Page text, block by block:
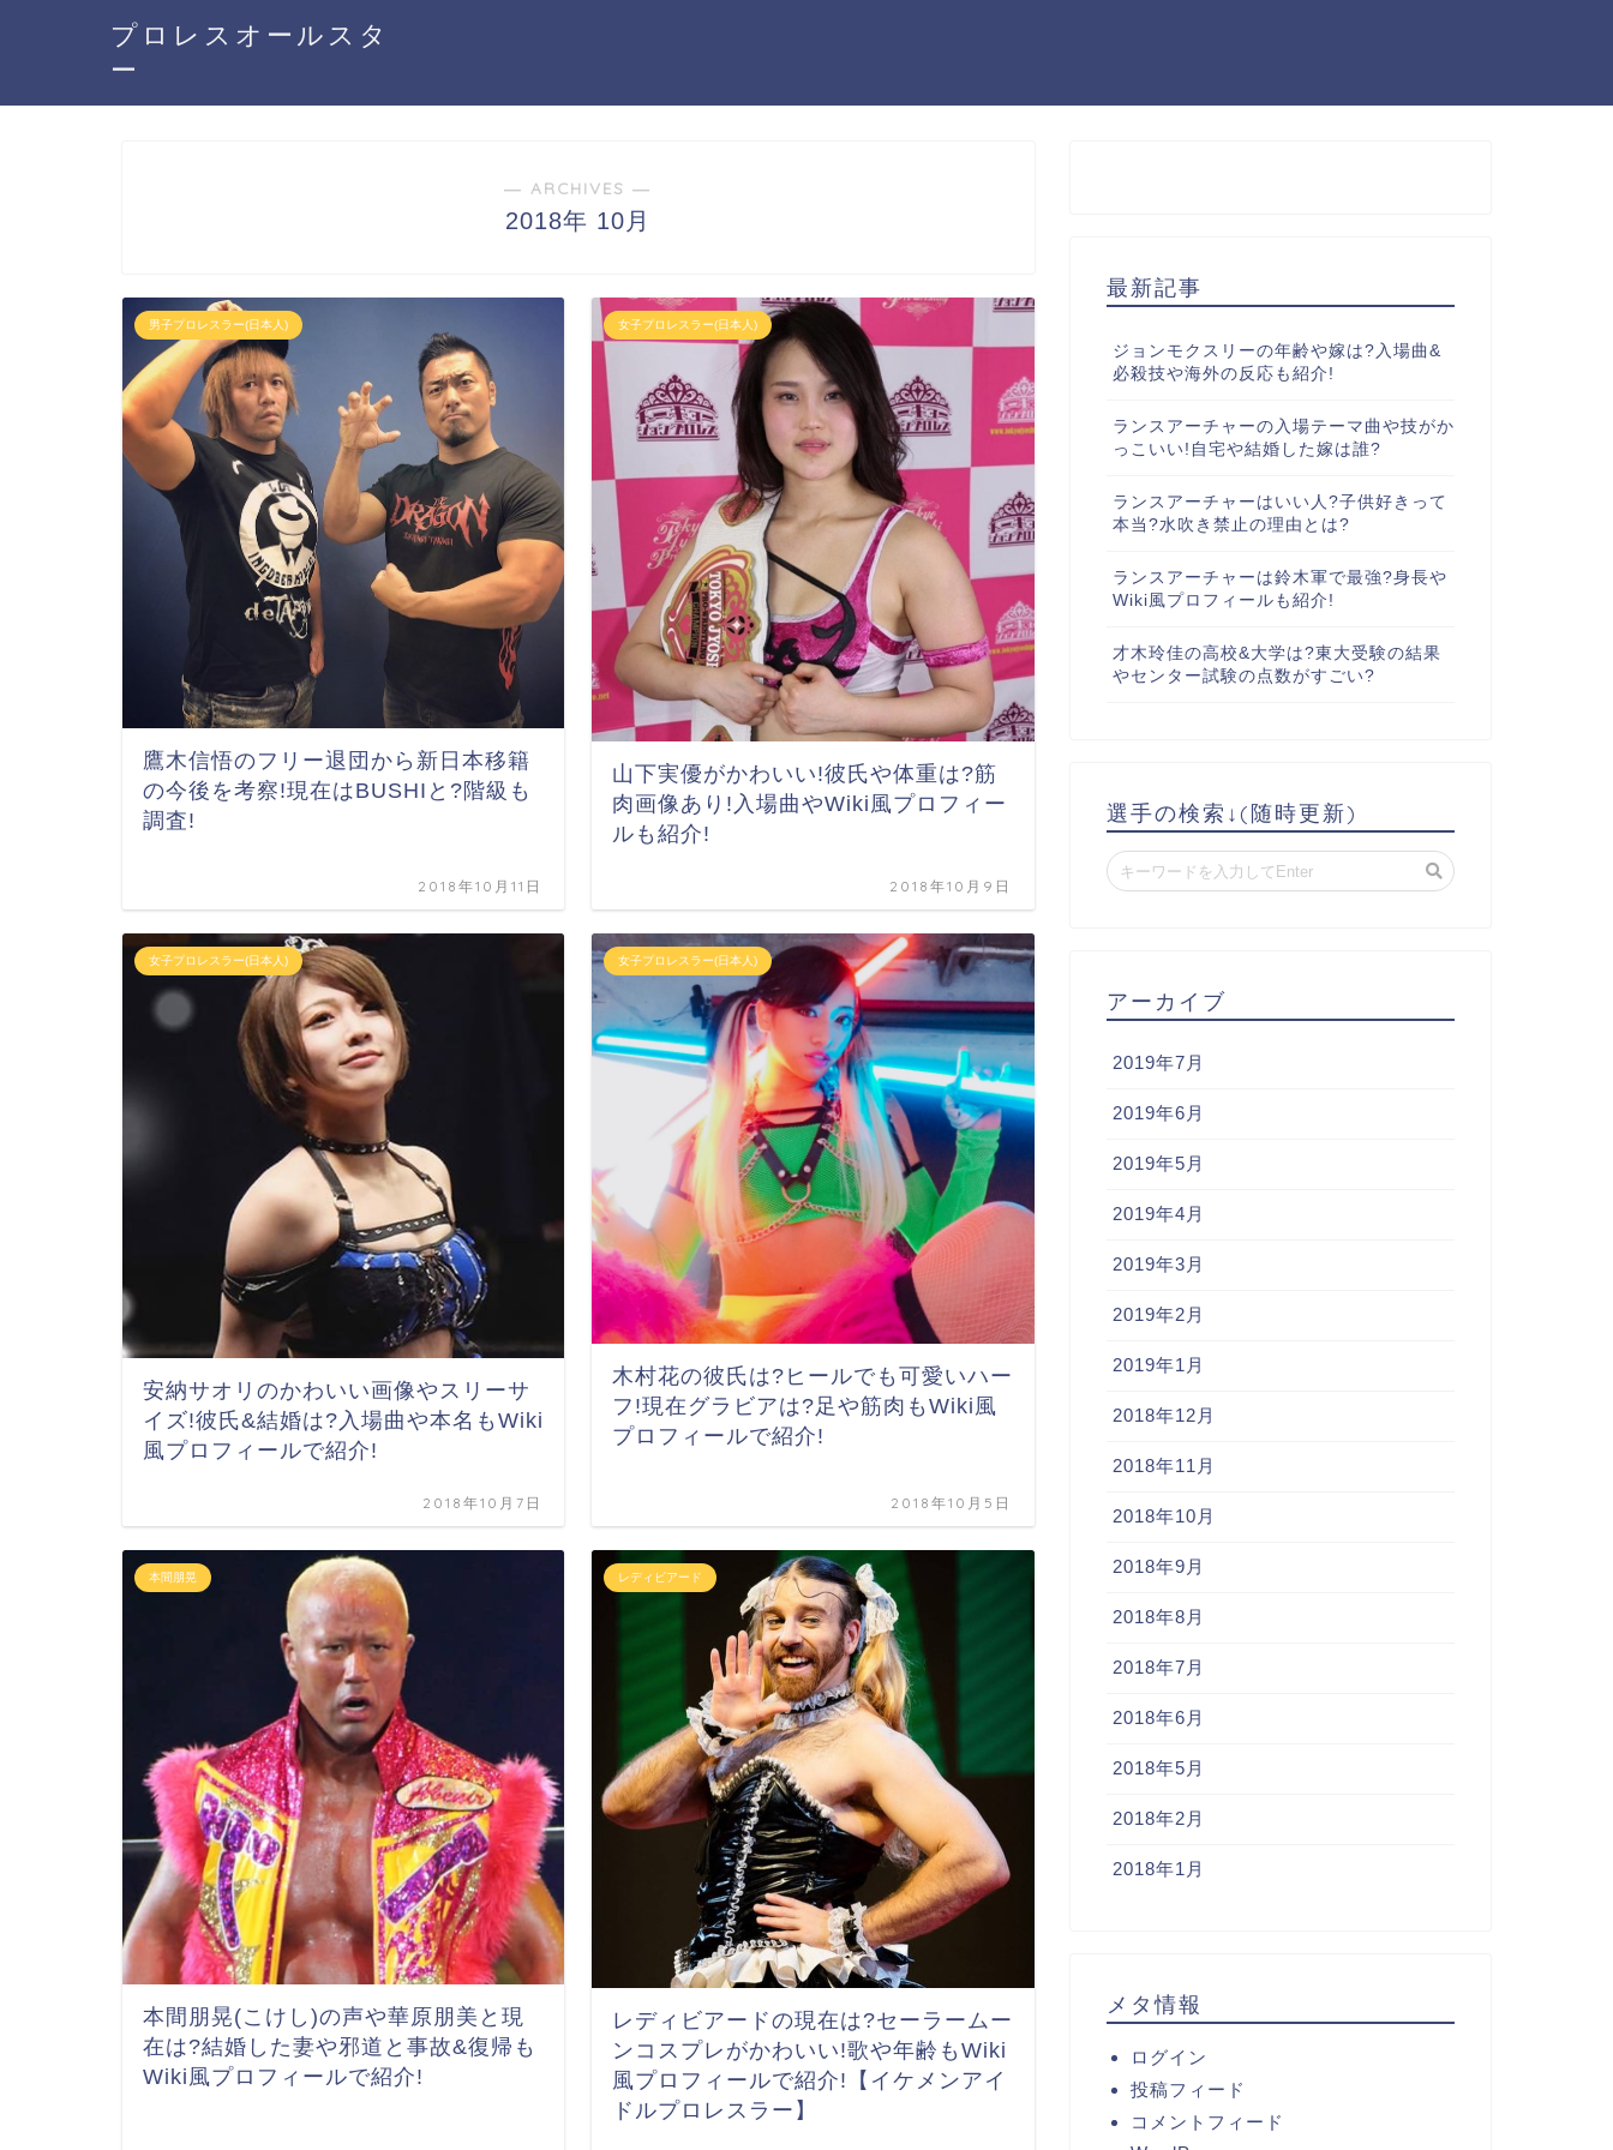
プロレスオールスタ
ー
― ARCHIVES ―
2018年 10月
男子プロレスラー(日本人)
鷹木信悟のフリー退団から新日本移籍
の今後を考察!現在はBUSHIと?階級も
調査!
2018年10月11日
女子プロレスラー(日本人)
山下実優がかわいい!彼氏や体重は?筋
肉画像あり!入場曲やWiki風プロフィー
ルも紹介!
2018年10月9日
女子プロレスラー(日本人)
安納サオリのかわいい画像やスリーサ
イズ!彼氏&結婚は?入場曲や本名もWiki
風プロフィールで紹介!
2018年10月7日
女子プロレスラー(日本人)
木村花の彼氏は?ヒールでも可愛いハー
フ!現在グラビアは?足や筋肉もWiki風
プロフィールで紹介!
2018年10月5日
本間朋晃
本間朋晃(こけし)の声や華原朋美と現
在は?結婚した妻や邪道と事故&復帰も
Wiki風プロフィールで紹介!
レディビアード
レディビアードの現在は?セーラームー
ンコスプレがかわいい!歌や年齢もWiki
風プロフィールで紹介!【イケメンアイ
ドルプロレスラー】
最新記事
ジョンモクスリーの年齢や嫁は?入場曲&
必殺技や海外の反応も紹介!
ランスアーチャーの入場テーマ曲や技がか
っこいい!自宅や結婚した嫁は誰?
ランスアーチャーはいい人?子供好きって
本当?水吹き禁止の理由とは?
ランスアーチャーは鈴木軍で最強?身長や
Wiki風プロフィールも紹介!
才木玲佳の高校&大学は?東大受験の結果
やセンター試験の点数がすごい?
選手の検索↓(随時更新)
アーカイブ
2019年7月
2019年6月
2019年5月
2019年4月
2019年3月
2019年2月
2019年1月
2018年12月
2018年11月
2018年10月
2018年9月
2018年8月
2018年7月
2018年6月
2018年5月
2018年2月
2018年1月
メタ情報
ログイン
投稿フィード
コメントフィード